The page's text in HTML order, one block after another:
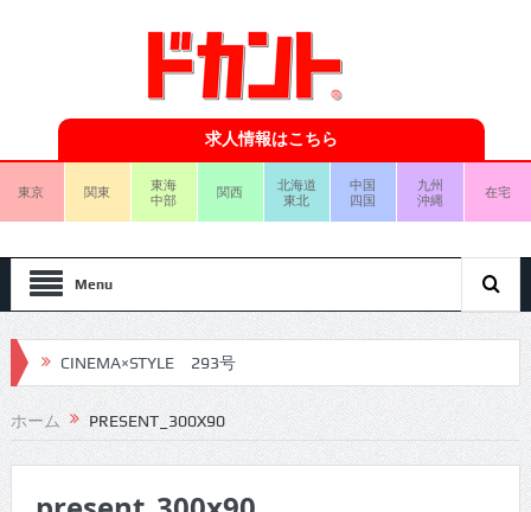
求人情報はこちら
東京 関東
東海
中部
関西
北海道
東北
中国
四国
九州
沖縄
在宅
Menu
CINEMA×STYLE 293号
CINEMA×STYLE 292号
CINEMA×STYLE 291号
CINEMA×STYLE 290号
ホーム PRESENT_300X90